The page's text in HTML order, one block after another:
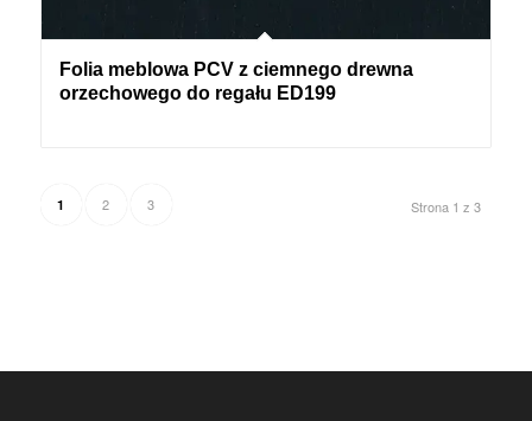
Folia meblowa PCV z ciemnego drewna
orzechowego do regału ED199
Strona 1 z 3
1 2 3